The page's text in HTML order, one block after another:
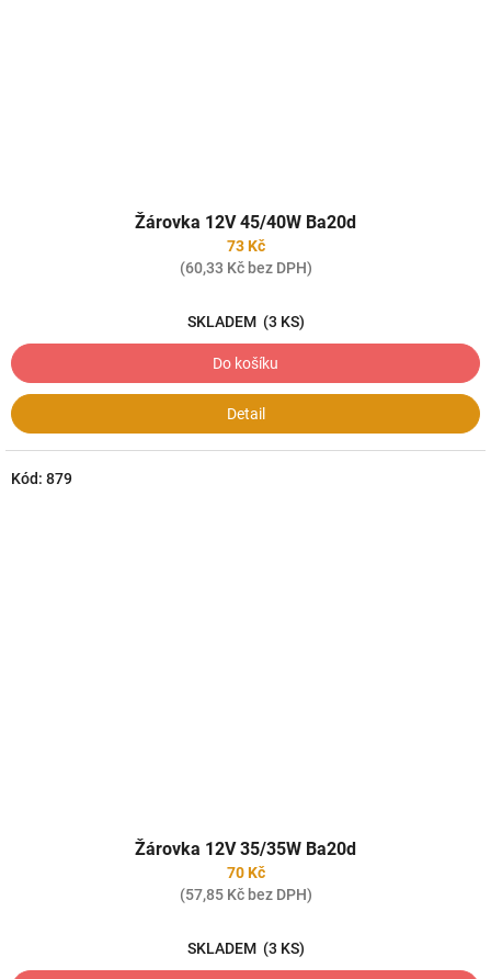
Žárovka 12V 45/40W Ba20d
73 Kč
(60,33 Kč bez DPH)
SKLADEM (3 KS)
Do košíku
Detail
Žárovka 12V 35/35W Ba20d
70 Kč
(57,85 Kč bez DPH)
SKLADEM (3 KS)
Kód: 879